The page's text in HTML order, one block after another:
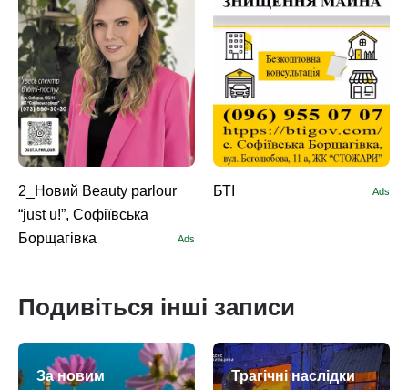
2_Новий Beauty parlour
“just u!”, Софіївська
Борщагівка
Ads
БТІ Ads
Подивіться інші записи
За новим
Трагічні наслідки